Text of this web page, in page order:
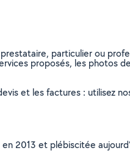
particulier ou
proposés, les photos
et les factures : utilisez
2013 et plébiscitée